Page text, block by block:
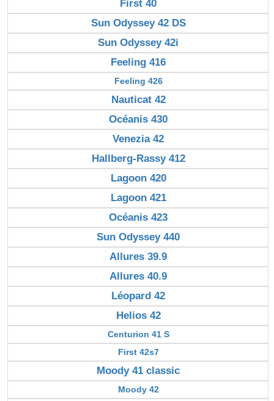
First 40
Sun Odyssey 42 DS
Sun Odyssey 42i
Feeling 416
Feeling 426
Nauticat 42
Océanis 430
Venezia 42
Hallberg-Rassy 412
Lagoon 420
Lagoon 421
Océanis 423
Sun Odyssey 440
Allures 39.9
Allures 40.9
Léopard 42
Helios 42
Centurion 41 S
First 42s7
Moody 41 classic
Moody 42